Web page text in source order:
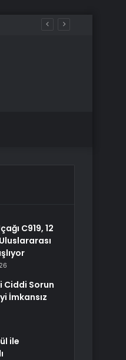
C919, 12
Ciddi Sorun
İmkansız
ile